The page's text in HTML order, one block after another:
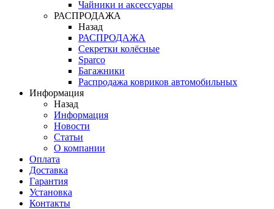
Чайники и аксессуары
РАСПРОДАЖА
Назад
РАСПРОДАЖА
Секретки колёсные
Sparco
Багажники
Распродажа ковриков автомобильных
Информация
Назад
Информация
Новости
Статьи
О компании
Оплата
Доставка
Гарантия
Установка
Контакты